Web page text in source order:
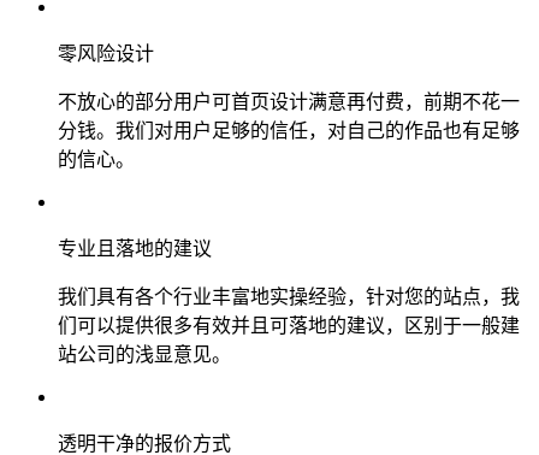
零风险设计
不放心的部分用户可首页设计满意再付费，前期不花一
分钱。我们对用户足够的信任，对自己的作品也有足够
的信心。
专业且落地的建议
我们具有各个行业丰富地实操经验，针对您的站点，我
们可以提供很多有效并且可落地的建议，区别于一般建
站公司的浅显意见。
透明干净的报价方式